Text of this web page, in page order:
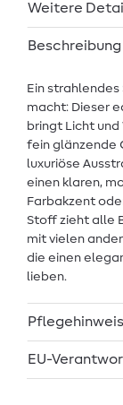
Weitere
Beschreibung
Ein
macht: Dieser
bringt Licht
fein glänzende
luxuriöse
einen klaren,
Farbakzent
Stoff zieht alle
mit vielen
die einen
lieben.
EU-